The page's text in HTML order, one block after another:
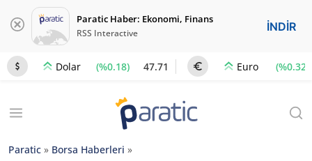
Paratic Haber: Ekonomi, Finans
RSS Interactive İNDİR
Dolar (%0.18) 47.71 Euro (%0.32)
Paratic » Borsa Haberleri »